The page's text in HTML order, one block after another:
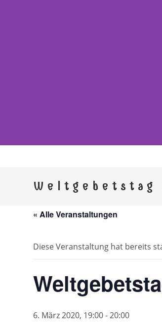
Gemeinden Ebersdorf,
Weltgebetstag
« Alle Veranstaltungen
Diese Veranstaltung hat bereits
6. März 2020, 19:00-20:00